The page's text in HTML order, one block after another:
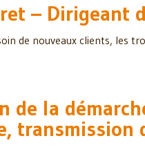
– Dirigeant
de nouveaux clients, les
de la
transmission